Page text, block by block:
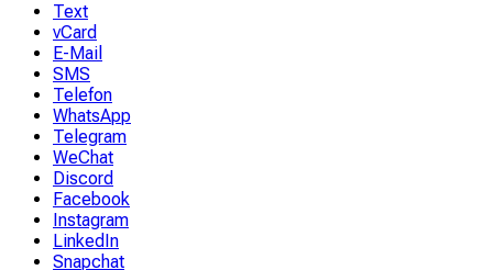
Text
vCard
E-Mail
SMS
Telefon
WhatsApp
Telegram
WeChat
Discord
Facebook
Instagram
LinkedIn
Snapchat